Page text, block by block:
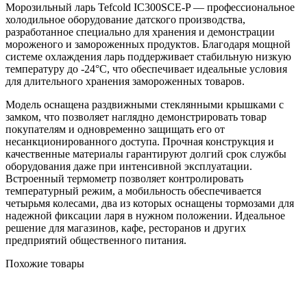
Морозильный ларь Tefcold IC300SCE-P — профессиональное
холодильное оборудование датского производства,
разработанное специально для хранения и демонстрации
мороженого и замороженных продуктов. Благодаря мощной
системе охлаждения ларь поддерживает стабильную низкую
температуру до -24°C, что обеспечивает идеальные условия
для длительного хранения замороженных товаров.
Модель оснащена раздвижными стеклянными крышками с
замком, что позволяет наглядно демонстрировать товар
покупателям и одновременно защищать его от
несанкционированного доступа. Прочная конструкция и
качественные материалы гарантируют долгий срок службы
оборудования даже при интенсивной эксплуатации.
Встроенный термометр позволяет контролировать
температурный режим, а мобильность обеспечивается
четырьмя колесами, два из которых оснащены тормозами для
надежной фиксации ларя в нужном положении. Идеальное
решение для магазинов, кафе, ресторанов и других
предприятий общественного питания.
Похожие товары